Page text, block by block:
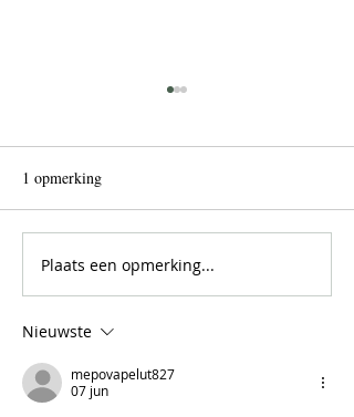
Inhalatieinstructies Nexthaler
1 opmerking
Plaats een opmerking...
Nieuwste
mepovapelut827
07 jun